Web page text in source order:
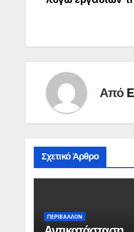
άρθρων
Από
Σχετικό Άρθρο
ΠΕΡΙΒΑΛΛΟΝ